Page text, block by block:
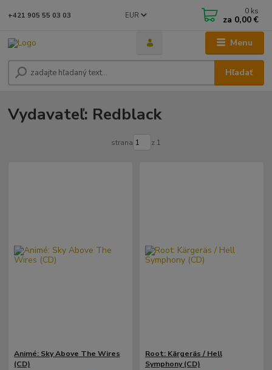
Menu
EUR
Hľadať
+421 905 55 03 03 0 ks
za 0,00 €
Vydavateľ: Redblack
strana z 1
Animé: Sky Above The Wires
(CD)
Root: Kärgeräs / Hell
Symphony (CD)